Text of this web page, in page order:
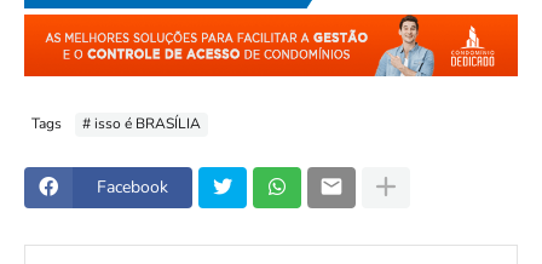
Tags # isso é BRASÍLIA
Facebook